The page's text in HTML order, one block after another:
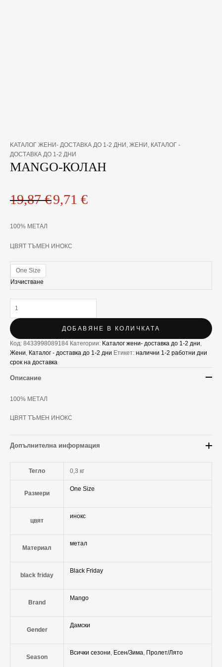
KАТАЛОГ ЖЕНИ- ДОСТАВКА ДО 1-2 ДНИ , ЖЕНИ , КАТАЛОГ -
ДОСТАВКА ДО 1-2 ДНИ
MANGO-КОЛАН
19,87€
Original
price
was:
19,87 €.
9,71 €
Текущата
е:
9,71 €.
100% МЕТАЛ
ЦВЯТ ТЪМЕН ИНОКС
One Size
Изчистване
количество
за
MANGO-
КОЛАН
ДОБАВЯНЕ В КОЛИЧКАТА
Код: 8433998089184 Категории: Kаталог жени- доставка до 1-2 дни,
Жени, Каталог - доставка до 1-2 дни Етикет: налични 1-2 работни дни
срок на доставка
Описание
100% МЕТАЛ
ЦВЯТ ТЪМЕН ИНОКС
Допълнителна информация
Тегло 0,3 кг
Размери
One Size
цвят
инокс
Материал
метал
black friday
Black Friday
Brand
Mango
Gender
Дамски
Season
Всички сезони Есен/Зима Пролет/Лято